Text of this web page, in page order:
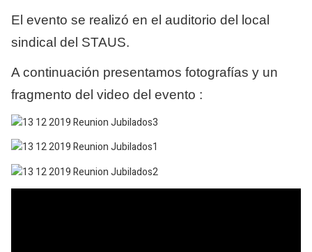
El evento se realizó en el auditorio del local
sindical del STAUS.
A continuación presentamos fotografías y un
fragmento del video del evento :